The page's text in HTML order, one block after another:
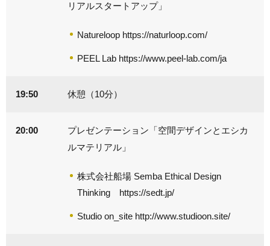
リアルスタートアップ」
Natureloop https://naturloop.com/
PEEL Lab https://www.peel-lab.com/ja
19:50 休憩（10分）
20:00
プレゼンテーション「空間デザインとエシカ
ルマテリアル」
株式会社船場 Semba Ethical Design
Thinking https://sedt.jp/
Studio on_site http://www.studioon.site/